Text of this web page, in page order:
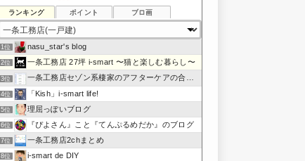
ランキング ポイント ブロ画
1位 nasu_star's blog
2位 一条工務店 27坪 i-smart 〜猫と楽しむ暮らし〜
3位 一条工務店セゾン系棲家のアフターケアの合間に綴るブログ
4位 「Kish」i-smart life!
5位 理屈っぽいブログ
6位 『ぴよさん』こと『てんぷるめだか』のブログ
7位 一条工務店2chまとめ
8位 i-smart de DIY